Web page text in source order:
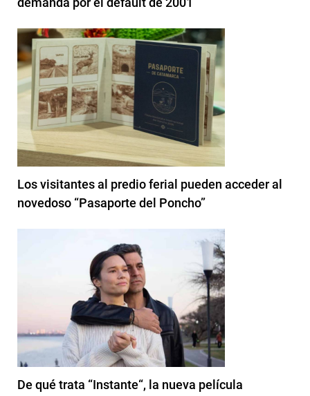
Los visitantes al predio ferial pueden acceder al
novedoso “Pasaporte del Poncho”
De qué trata “Instante“, la nueva película